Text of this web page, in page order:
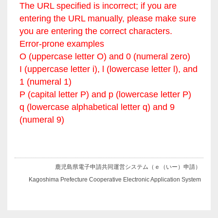
The URL specified is incorrect; if you are
entering the URL manually, please make sure
you are entering the correct characters.
Error-prone examples
O (uppercase letter O) and 0 (numeral zero)
I (uppercase letter i), l (lowercase letter l), and
1 (numeral 1)
P (capital letter P) and p (lowercase letter P)
q (lowercase alphabetical letter q) and 9
(numeral 9)
鹿児島県電子申請共同運営システム（ｅ（いー）申請）
Kagoshima Prefecture Cooperative Electronic Application System